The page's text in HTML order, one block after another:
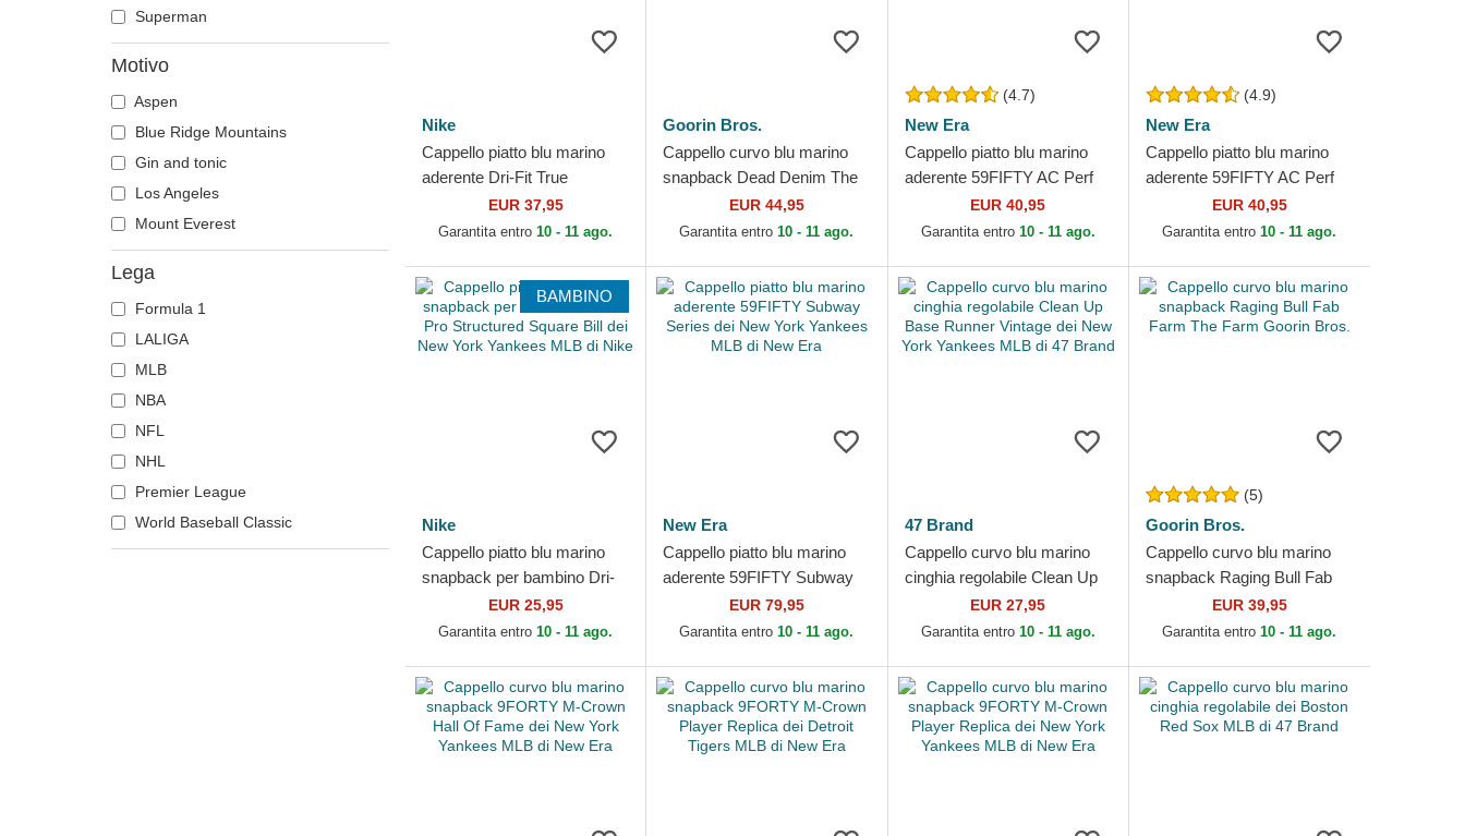
Seattle Seahawks
Tottenham Hotspur Football Club
Superman
Motivo
Aspen
Blue Ridge Mountains
Gin and tonic
Los Angeles
Mount Everest
Lega
Formula 1
LALIGA
MLB
NBA
NFL
NHL
Premier League
World Baseball Classic
Nike
Cappello piatto blu marino
aderente Dri-Fit True
Structured Round Bill dei
Boston Red Sox MLB di...
EUR 37,95
Garantita entro10 - 11 ago.
Goorin Bros.
Cappello curvo blu marino
snapback Dead Denim The
Farm Goorin Bros.
EUR 44,95
Garantita entro10 - 11 ago.
(4.7)
New Era
Cappello piatto blu marino
aderente 59FIFTY AC Perf
dei Boston Red Sox MLB di
New Era
EUR 40,95
Garantita entro 10 - 11 ago.
(4.9)
New Era
Cappello piatto blu marino
aderente 59FIFTY AC Perf
dei Detroit Tigers MLB di
New Era
EUR 40,95
Garantita entro10 - 11 ago.
BAMBINO
Nike
Cappello piatto blu marino
snapback per bambino Dri-
Fit Pro Structured Square Bill
dei New York...
EUR 25,95
Garantita entro10 - 11 ago.
New Era
Cappello piatto blu marino
aderente 59FIFTY Subway
Series dei New York
Yankees MLB di New Era
EUR 79,95
Garantita entro10 - 11 ago.
47 Brand
Cappello curvo blu marino
cinghia regolabile Clean Up
Base Runner Vintage dei
New York Yankees...
EUR 27,95
Garantita entro 10 - 11 ago.
(5)
Goorin Bros.
Cappello curvo blu marino
snapback Raging Bull Fab
Farm The Farm Goorin Bros.
EUR 39,95
Garantita entro10 - 11 ago.